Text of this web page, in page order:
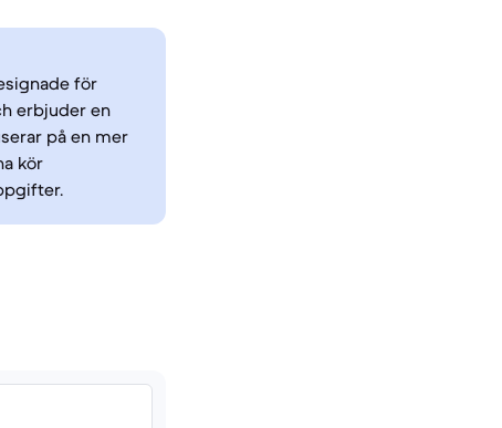
för
erbjuder en
på en mer
kör